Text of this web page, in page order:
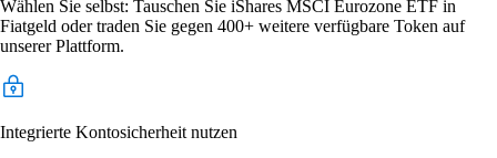
Wählen Sie selbst: Tauschen Sie iShares MSCI Eurozone ETF in
Fiatgeld oder traden Sie gegen 400+ weitere verfügbare Token auf
unserer Plattform.
Integrierte Kontosicherheit nutzen